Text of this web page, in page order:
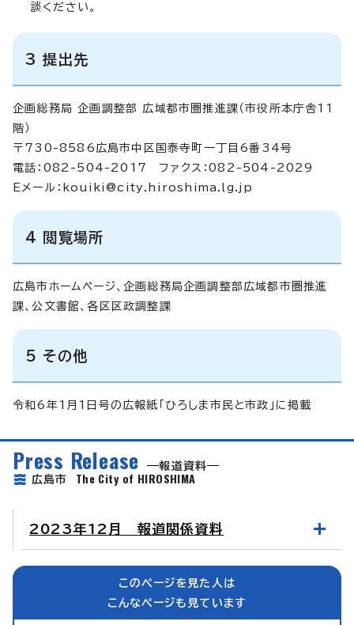
談ください。
3 提出先
企画総務局 企画調整部 広域都市圏推進課（市役所本庁舎11
階）
〒730-8586広島市中区国泰寺町一丁目6番34号
電話：082-504-2017 ファクス：082-504-2029
Eメール： kouiki@city.hiroshima.lg.jp
4 閲覧場所
広島市ホームページ、企画総務局企画調整部広域都市圏推進
課、公文書館、各区区政調整課
5 その他
令和6年1月1日号の広報紙「ひろしま市民と市政」に掲載
Press Release
報道資料
広島市 The City of HIROSHIMA
2023年12月 報道関係資料
このページを見た人は
こんなページも見ています